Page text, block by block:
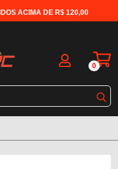
ACIMA DE R$ 120,00
0